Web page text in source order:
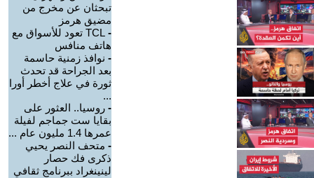
تبحثان عن مخرج من
مضيق هرمز
-
TCL تعود للأسواق مع
هاتف منافس
- نوافذ زمنية حاسمة
بعد الجراحة قد تحدث
ثورة في علاج أخطر أورا
...
- روسيا.. العثور على
بقايا ست جماجم لفيلة
عمرها 1.4 مليون عام ...
- متحف النصر يحيي
ذكرى فك حصار
لينينغراد ببرنامج ثقافي